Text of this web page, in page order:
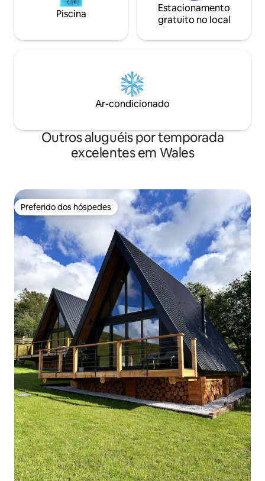
Piscina
Estacionamento
gratuito no local
Ar-condicionado
Outros aluguéis por temporada
excelentes em Wales
Preferido dos hóspedes
Preferido dos hóspedes